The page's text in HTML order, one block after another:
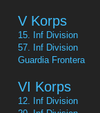
V Korps
15. Inf Division
57. Inf Division
Guardia Frontera
VI Korps
12. Inf Division